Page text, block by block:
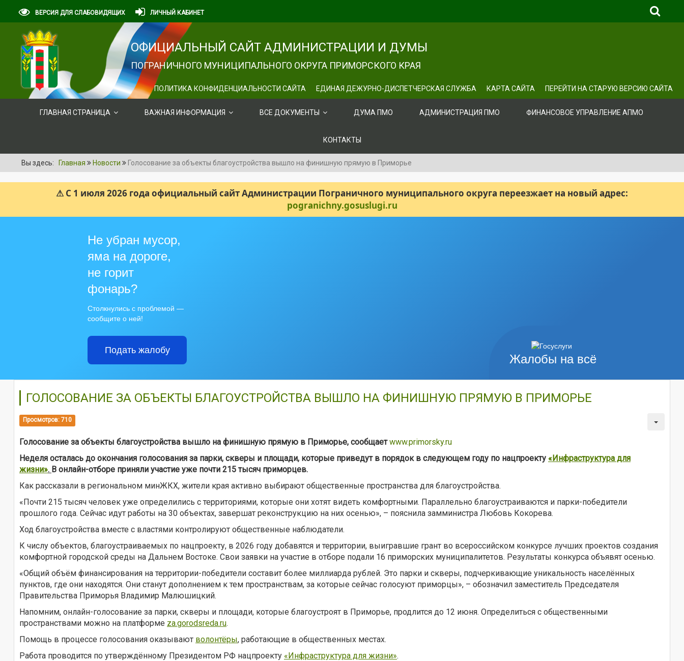
ВЕРСИЯ ДЛЯ СЛАБОВИДЯЩИХ ЛИЧНЫЙ КАБИНЕТ
ОФИЦИАЛЬНЫЙ САЙТ АДМИНИСТРАЦИИ И ДУМЫ
ПОГРАНИЧНОГО МУНИЦИПАЛЬНОГО ОКРУГА ПРИМОРСКОГО КРАЯ
ПОЛИТИКА КОНФИДЕНЦИАЛЬНОСТИ САЙТА ЕДИНАЯ ДЕЖУРНО-ДИСПЕТЧЕРСКАЯ СЛУЖБА КАРТА САЙТА ПЕРЕЙТИ НА СТАРУЮ ВЕРСИЮ САЙТА
ГЛАВНАЯ СТРАНИЦА ВАЖНАЯ ИНФОРМАЦИЯ ВСЕ ДОКУМЕНТЫ ДУМА ПМО АДМИНИСТРАЦИЯ ПМО ФИНАНСОВОЕ УПРАВЛЕНИЕ АПМО
КОНТАКТЫ
Вы здесь: Главная Новости Голосование за объекты благоустройства вышло на финишную прямую в Приморье
⚠ С 1 июля 2026 года официальный сайт Администрации Пограничного муниципального округа переезжает на новый адрес:
pogranichny.gosuslugi.ru
Жалобы на всё
Не убран мусор,
яма на дороге,
не горит
фонарь?
Столкнулись с проблемой —
сообщите о ней!
Подать жалобу
ГОЛОСОВАНИЕ ЗА ОБЪЕКТЫ БЛАГОУСТРОЙСТВА ВЫШЛО НА ФИНИШНУЮ ПРЯМУЮ В ПРИМОРЬЕ
Просмотров: 710
Голосование за объекты благоустройства вышло на финишную прямую в Приморье, сообщаетwww.primorsky.ru
Неделя осталась до окончания голосования за парки, скверы и площади, которые приведут в порядок в следующем году по нацпроекту «Инфраструктура для
жизни». В онлайн-отборе приняли участие уже почти 215 тысяч приморцев.
Как рассказали в региональном минЖКХ, жители края активно выбирают общественные пространства для благоустройства.
«Почти 215 тысяч человек уже определились с территориями, которые они хотят видеть комфортными. Параллельно благоустраиваются и парки-победители
прошлого года. Сейчас идут работы на 30 объектах, завершат реконструкцию на них осенью», – пояснила замминистра Любовь Кокорева.
Ход благоустройства вместе с властями контролируют общественные наблюдатели.
К числу объектов, благоустраиваемых по нацпроекту, в 2026 году добавятся и территории, выигравшие грант во всероссийском конкурсе лучших проектов создания
комфортной городской среды на Дальнем Востоке. Свои заявки на участие в отборе подали 16 приморских муниципалитетов. Результаты конкурса объявят осенью.
«Общий объём финансирования на территории-победители составит более миллиарда рублей. Это парки и скверы, подчеркивающие уникальность населённых
пунктов, где они находятся. Они станут дополнением к тем пространствам, за которые сейчас голосуют приморцы», – обозначил заместитель Председателя
Правительства Приморья Владимир Малюшицкий.
Напомним, онлайн-голосование за парки, скверы и площади, которые благоустроят в Приморье, продлится до 12 июня. Определиться с общественными
пространствами можно на платформе za.gorodsreda.ru.
Помощь в процессе голосования оказывают волонтёры, работающие в общественных местах.
Работа проводится по утверждённому Президентом РФ нацпроекту «Инфраструктура для жизни».